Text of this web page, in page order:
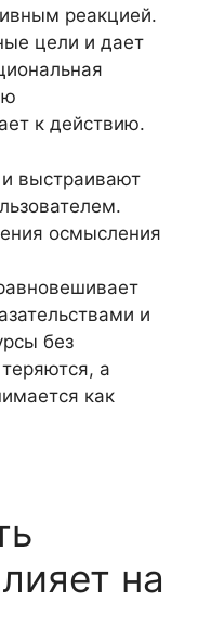
реакцией.
цели и дает
к действию.
выстраивают
осмысления
и
без
а
как
на